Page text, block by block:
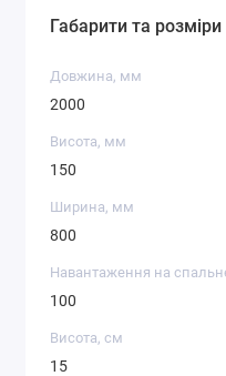
Габарити та розміри
Довжина, мм
2000
Висота, мм
150
Ширина, мм
800
Навантаження на
100
Висота, см
15